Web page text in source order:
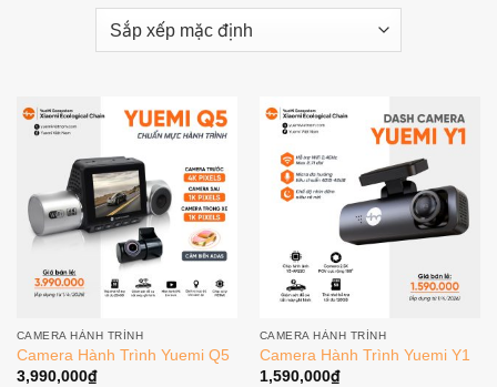
CAMERA HÀNH TRÌNH
Camera Hành Trình Yuemi Q5
3,990,000₫
CAMERA HÀNH TRÌNH
Camera Hành Trình Yuemi Y1
1,590,000₫